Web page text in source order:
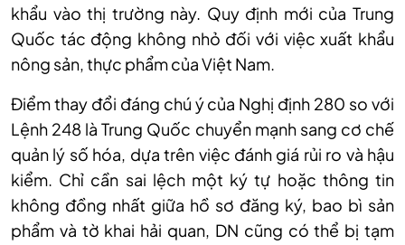
khẩu vào thị trường này. Quy định mới của Trung
Quốc tác động không nhỏ đối với việc xuất khẩu
nông sản, thực phẩm của Việt Nam.
Điểm thay đổi đáng chú ý của Nghị định 280 so với
Lệnh 248 là Trung Quốc chuyển mạnh sang cơ chế
quản lý số hóa, dựa trên việc đánh giá rủi ro và hậu
kiểm. Chỉ cần sai lệch một ký tự hoặc thông tin
không đồng nhất giữa hồ sơ đăng ký, bao bì sản
phẩm và tờ khai hải quan, DN cũng có thể bị tạm